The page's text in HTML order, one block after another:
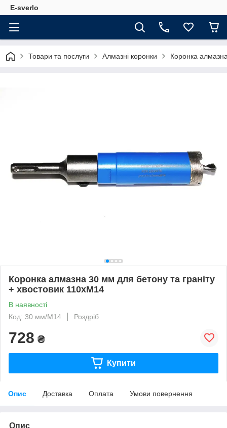
E-sverlo
Товари та послуги Алмазні коронки Коронка
Коронка алмазна 30 мм для бетону та граніту
+ хвостовик 110хМ14
В наявності
Код: 30 мм/M14
Роздріб
728 ₴
Купити
Опис Доставка Оплата Умови повернення
Опис